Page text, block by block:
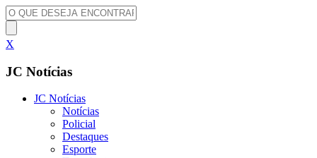
X
JC Notícias
JC Notícias
Notícias
Policial
Destaques
Esporte